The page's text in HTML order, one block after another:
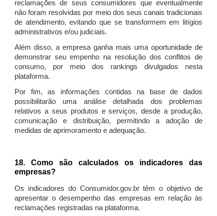
reclamações de seus consumidores que eventualmente
não foram resolvidas por meio dos seus canais tradicionais
de atendimento, evitando que se transformem em litígios
administrativos e/ou judiciais.
Além disso, a empresa ganha mais uma oportunidade de
demonstrar seu empenho na resolução dos conflitos de
consumo, por meio dos rankings divulgados nesta
plataforma.
Por fim, as informações contidas na base de dados
possibilitarão uma análise detalhada dos problemas
relativos a seus produtos e serviços, desde a produção,
comunicação e distribuição, permitindo a adoção de
medidas de aprimoramento e adequação.
18. Como são calculados os indicadores das
empresas?
Os indicadores do Consumidor.gov.br têm o objetivo de
apresentar o desempenho das empresas em relação às
reclamações registradas na plataforma.